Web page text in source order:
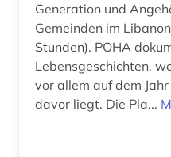
Sport (0)
Technik (0)
Werkstoffwissenschaften und
Generation und
Gemeinden im
Stunden). POHA
Lebensgeschichten,
vor allem auf dem
davor liegt. Die Pla...